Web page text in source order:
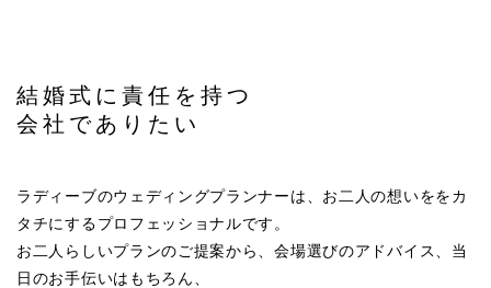
結婚式に責任を持つ
会社でありたい
ラディーブのウェディングプランナーは、お二人の想いををカ
タチにするプロフェッショナルです。
お二人らしいプランのご提案から、会場選びのアドバイス、当
日のお手伝いはもちろん、